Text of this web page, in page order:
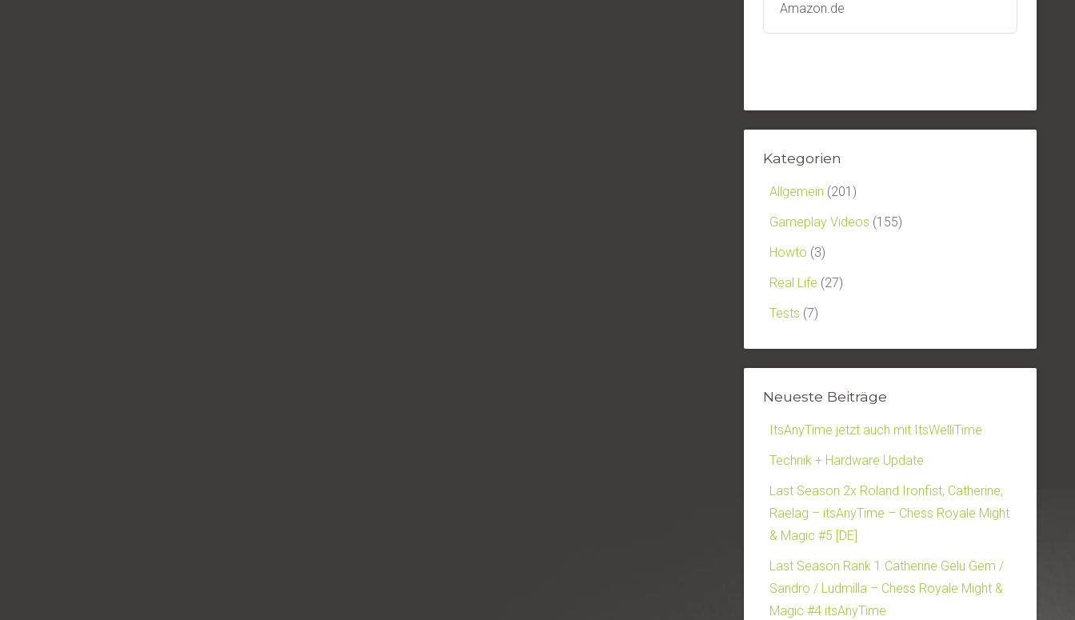
Amazon.de
Kategorien
Allgemein (201)
Gameplay Videos (155)
Howto (3)
Real Life (27)
Tests (7)
Neueste Beiträge
ItsAnyTime jetzt auch mit ItsWelliTime
Technik + Hardware Update
Last Season 2x Roland Ironfist, Catherine,
Raelag – itsAnyTime – Chess Royale Might
& Magic #5 [DE]
Last Season Rank 1 Catherine Gelu Gem /
Sandro / Ludmilla – Chess Royale Might &
Magic #4 itsAnyTime